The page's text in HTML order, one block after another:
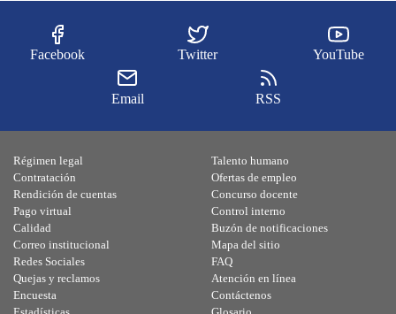
Facebook Twitter YouTube
Email RSS
Régimen legal
Contratación
Rendición de cuentas
Pago virtual
Calidad
Talento humano
Ofertas de empleo
Concurso docente
Control interno
Buzón de notificaciones
Correo institucional
Redes Sociales
Quejas y reclamos
Encuesta
Mapa del sitio
FAQ
Atención en línea
Contáctenos